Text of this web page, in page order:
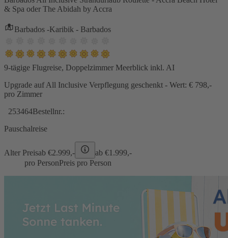
& Spa oder The Abidah by Accra
Barbados -Karibik - Barbados
9-tägige Flugreise, Doppelzimmer Meerblick inkl. AI
Upgrade auf All Inclusive Verpflegung geschenkt - Wert: € 798,-
pro Zimmer
253464Bestellnr.:
Pauschalreise
Alter Preisab €2.999,- ab €1.999,-
pro PersonPreis pro Person